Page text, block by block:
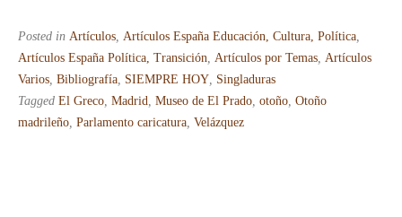
Posted in Artículos, Artículos España Educación, Cultura, Política,
Artículos España Política, Transición, Artículos por Temas, Artículos
Varios, Bibliografía, SIEMPRE HOY, Singladuras
Tagged El Greco, Madrid, Museo de El Prado, otoño, Otoño
madrileño, Parlamento caricatura, Velázquez